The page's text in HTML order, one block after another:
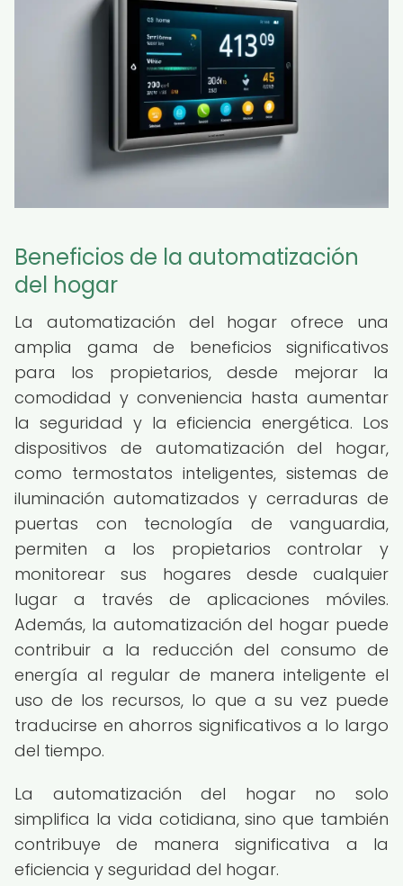
Beneficios de la automatización
del hogar
La automatización del hogar ofrece una
amplia gama de beneficios significativos
para los propietarios, desde mejorar la
comodidad y conveniencia hasta aumentar
la seguridad y la eficiencia energética. Los
dispositivos de automatización del hogar,
como termostatos inteligentes, sistemas de
iluminación automatizados y cerraduras de
puertas con tecnología de vanguardia,
permiten a los propietarios controlar y
monitorear sus hogares desde cualquier
lugar a través de aplicaciones móviles.
Además, la automatización del hogar puede
contribuir a la reducción del consumo de
energía al regular de manera inteligente el
uso de los recursos, lo que a su vez puede
traducirse en ahorros significativos a lo largo
del tiempo.
La automatización del hogar no solo
simplifica la vida cotidiana, sino que también
contribuye de manera significativa a la
eficiencia y seguridad del hogar.